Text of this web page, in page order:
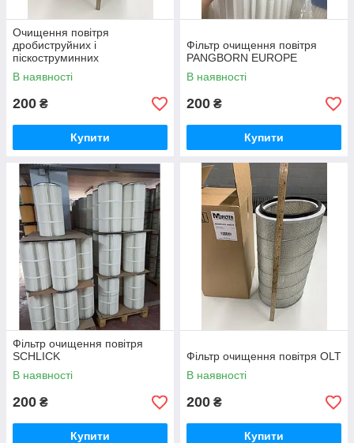
Очищення повітря
дробиструйних і
піскоструминних
фарбувальних камер
В наявності
200 ₴
Купити
Фільтр очищення повітря
PANGBORN EUROPE
В наявності
200 ₴
Купити
Фільтр очищення повітря
SCHLICK
В наявності
200 ₴
Купити
Фільтр очищення повітря OLT
В наявності
200 ₴
Купити